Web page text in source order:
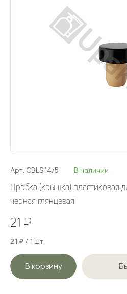
Арт. CBLS14/5 В наличии
Пробка (крышка) пластиковая
черная глянцевая
21 ₽
21 ₽ / 1 шт.
В корзину